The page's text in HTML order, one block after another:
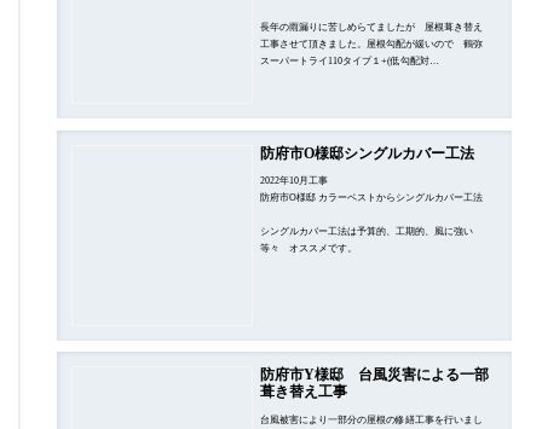
長年の雨漏りに苦しめらてましたが 屋根葺き替え
工事させて頂きました。屋根勾配が緩いので 鶴弥
スーパートライ110タイプ１+(低勾配対…
防府市O様邸シングルカバー工法
2022年10月工事
防府市O様邸 カラーベストからシングルカバー工法
シングルカバー工法は予算的、工期的、風に強い
等々 オススメです。
防府市Y様邸 台風災害による一部
葺き替え工事
台風被害により一部分の屋根の修繕工事を行いまし